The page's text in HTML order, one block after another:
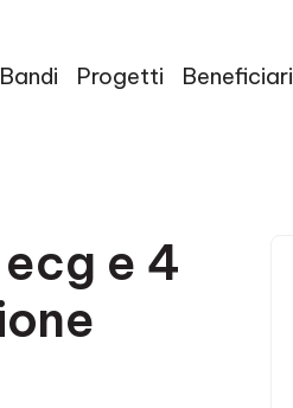
Bandi Progetti Beneficiari
e 4